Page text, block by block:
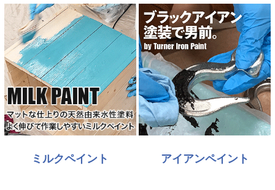
ミルクペイント アイアンペイント